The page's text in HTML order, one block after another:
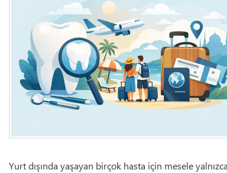
Yurt dışında yaşayan birçok hasta için mesele